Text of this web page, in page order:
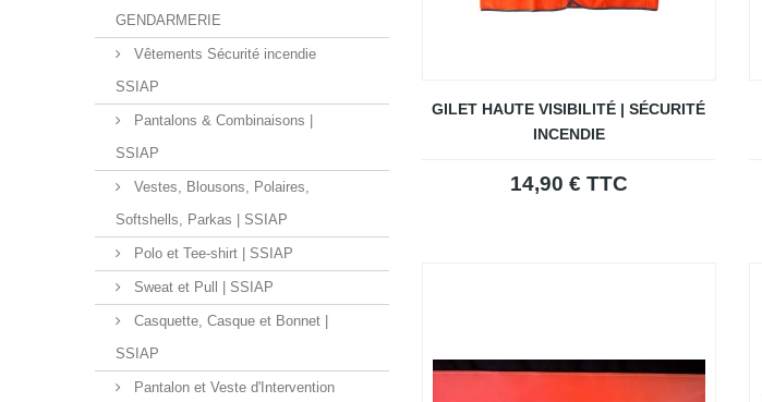
GENDARMERIE
Vêtements Sécurité incendie
SSIAP
Pantalons & Combinaisons |
SSIAP
Vestes, Blousons, Polaires,
Softshells, Parkas | SSIAP
Polo et Tee-shirt | SSIAP
Sweat et Pull | SSIAP
Casquette, Casque et Bonnet |
SSIAP
Pantalon et Veste d'Intervention
GILET HAUTE VISIBILITÉ | SÉCURITÉ
INCENDIE
14,90 € TTC